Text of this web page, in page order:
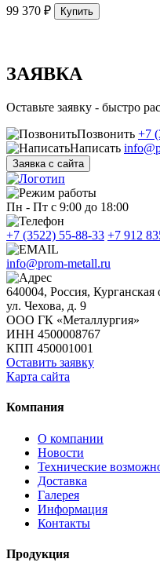
99 370 ₽ Купить
ЗАЯВКА
Оставьте заявку - быстро
Позвонить +7
Написать
Заявка с сайта
Пн - Пт с 9:00 до 18:00
+7 (3522) 55-88-33 +7 912
info@prom-metall.ru
640004, Россия, Курганская
ул. Чехова, д. 9
ООО ГК «Металлургия»
ИНН 4500008767
КПП 450001001
Оставить заявку
Карта сайта
Компания
О компании
Новости
Технические
Доставка
Галерея
Информация
Контакты
Продукция